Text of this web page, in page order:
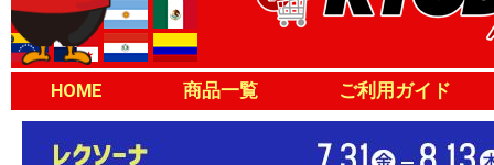
HOME 商品一覧 ご利用ガイド